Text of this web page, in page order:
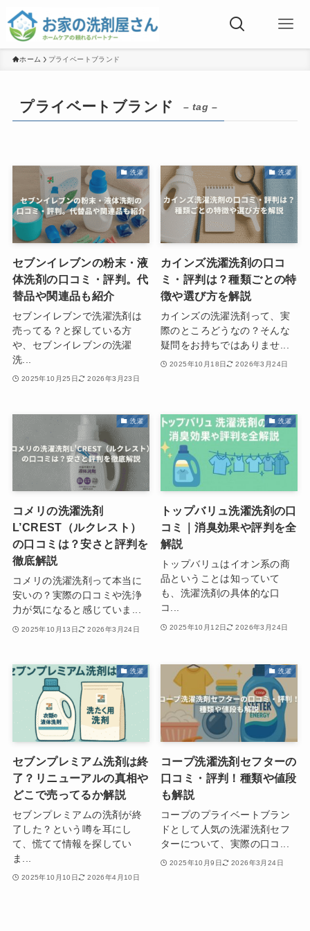
ホーム プライベートブランド
プライベートブランド – tag –
洗濯
セブンイレブンの粉末・液
体洗剤の口コミ・評判。代
替品や関連品も紹介
セブンイレブンで洗濯洗剤は
売ってる？と探している方
や、セブンイレブンの洗濯
洗...
2025年10月25日 2026年3月23日
洗濯
カインズ洗濯洗剤の口コ
ミ・評判は？種類ごとの特
徴や選び方を解説
カインズの洗濯洗剤って、実
際のところどうなの？そんな
疑問をお持ちではありませ...
2025年10月18日 2026年3月24日
洗濯
コメリの洗濯洗剤
L’CREST（ルクレスト）
の口コミは？安さと評判を
徹底解説
コメリの洗濯洗剤って本当に
安いの？実際の口コミや洗浄
力が気になると感じていま...
2025年10月13日 2026年3月24日
洗濯
トップバリュ洗濯洗剤の口
コミ｜消臭効果や評判を全
解説
トップバリュはイオン系の商
品ということは知っていて
も、洗濯洗剤の具体的な口
コ...
2025年10月12日 2026年3月24日
洗濯
セブンプレミアム洗剤は終
了？リニューアルの真相や
どこで売ってるか解説
セブンプレミアムの洗剤が終
了した？という噂を耳にし
て、慌てて情報を探してい
ま...
2025年10月10日 2026年4月10日
洗濯
コープ洗濯洗剤セフターの
口コミ・評判！種類や値段
も解説
コープのプライベートブラン
ドとして人気の洗濯洗剤セフ
ターについて、実際の口コ...
2025年10月9日 2026年3月24日